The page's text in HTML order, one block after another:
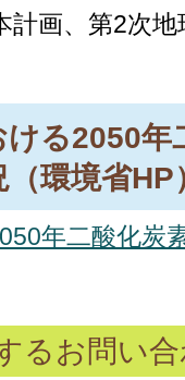
計画、第2次
る2050年
環境省HP
年二酸化炭
るお問い